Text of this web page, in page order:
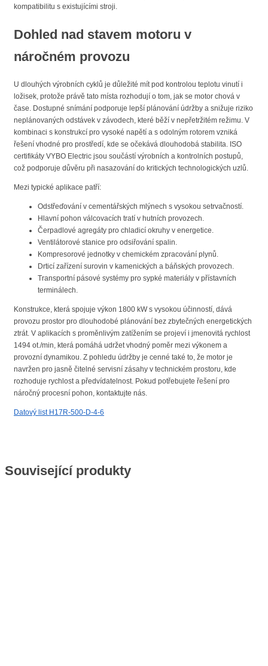
kompatibilitu s existujícími stroji.
Dohled nad stavem motoru v
náročném provozu
U dlouhých výrobních cyklů je důležité mít pod kontrolou teplotu vinutí i
ložisek, protože právě tato místa rozhodují o tom, jak se motor chová v
čase. Dostupné snímání podporuje lepší plánování údržby a snižuje riziko
neplánovaných odstávek v závodech, které běží v nepřetržitém režimu. V
kombinaci s konstrukcí pro vysoké napětí a s odolným rotorem vzniká
řešení vhodné pro prostředí, kde se očekává dlouhodobá stabilita. ISO
certifikáty VYBO Electric jsou součástí výrobních a kontrolních postupů,
což podporuje důvěru při nasazování do kritických technologických uzlů.
Mezi typické aplikace patří:
Odstřeďování v cementářských mlýnech s vysokou setrvačností.
Hlavní pohon válcovacích tratí v hutních provozech.
Čerpadlové agregáty pro chladicí okruhy v energetice.
Ventilátorové stanice pro odsiřování spalin.
Kompresorové jednotky v chemickém zpracování plynů.
Drticí zařízení surovin v kamenických a báňských provozech.
Transportní pásové systémy pro sypké materiály v přístavních
terminálech.
Konstrukce, která spojuje výkon 1800 kW s vysokou účinností, dává
provozu prostor pro dlouhodobé plánování bez zbytečných energetických
ztrát. V aplikacích s proměnlivým zatížením se projeví i jmenovitá rychlost
1494 ot./min, která pomáhá udržet vhodný poměr mezi výkonem a
provozní dynamikou. Z pohledu údržby je cenné také to, že motor je
navržen pro jasně čitelné servisní zásahy v technickém prostoru, kde
rozhoduje rychlost a předvídatelnost. Pokud potřebujete řešení pro
náročný procesní pohon, kontaktujte nás.
Datový list H17R-500-D-4-6
Související produkty